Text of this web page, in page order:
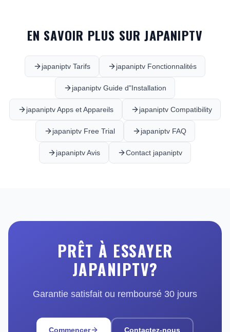
EN SAVOIR PLUS SUR JAPANIPTV
japaniptv Tarifs japaniptv Fonctionnalités
japaniptv Guide d"Installation
japaniptv Apps et Appareils japaniptv Compatibility
japaniptv Free Trial japaniptv FAQ
japaniptv Avis Contact japaniptv
PRÊT À ESSAYER
JAPANIPTV?
Garantie satisfait ou remboursé 30 jours
Commencer Contactez-nous